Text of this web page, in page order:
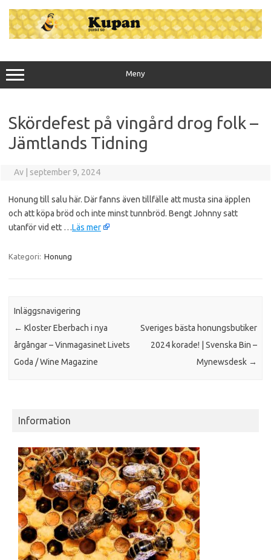
innehåll
Meny
Skördefest på vingård drog folk –
Jämtlands Tidning
Av september 9, 2024
Honung till salu här. Där fanns även tillfälle att musta sina äpplen
och att köpa bröd och inte minst tunnbröd. Bengt Johnny satt
utanför vid ett …Läs mer
Kategori: Honung
Inläggsnavigering
← Kloster Eberbach i nya
årgångar – Vinmagasinet Livets
Goda / Wine Magazine
Sveriges bästa honungsbutiker
2024 korade! | Svenska Bin –
Mynewsdesk →
Information